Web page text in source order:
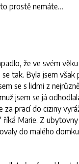
prostě nemáte…
že ve svém
tak. Byla jsem však
se s lidmi z
jsem se já
za prací do ciziny
říká Marie. Z
do malého